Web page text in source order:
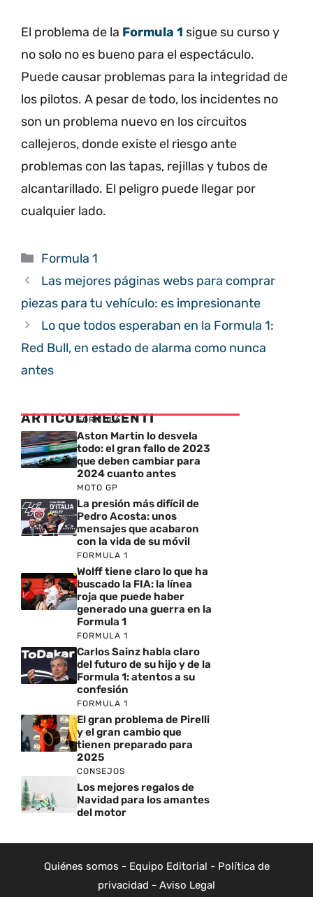
El problema de la Formula 1 sigue su curso y
no solo no es bueno para el espectáculo.
Puede causar problemas para la integridad de
los pilotos. A pesar de todo, los incidentes no
son un problema nuevo en los circuitos
callejeros, donde existe el riesgo ante
problemas con las tapas, rejillas y tubos de
alcantarillado. El peligro puede llegar por
cualquier lado.
Categorías
Formula 1
Las mejores páginas webs para comprar
piezas para tu vehículo: es impresionante
Lo que todos esperaban en la Formula 1:
Red Bull, en estado de alarma como nunca
antes
ARTICOLI RECENTI
FORMULA 1
Aston Martin lo desvela
todo: el gran fallo de 2023
que deben cambiar para
2024 cuanto antes
MOTO GP
La presión más difícil de
Pedro Acosta: unos
mensajes que acabaron
con la vida de su móvil
FORMULA 1
Wolff tiene claro lo que ha
buscado la FIA: la línea
roja que puede haber
generado una guerra en la
Formula 1
FORMULA 1
Carlos Sainz habla claro
del futuro de su hijo y de la
Formula 1: atentos a su
confesión
FORMULA 1
El gran problema de Pirelli
y el gran cambio que
tienen preparado para
2025
CONSEJOS
Los mejores regalos de
Navidad para los amantes
del motor
Quiénes somos - Equipo Editorial - Política de
privacidad - Aviso Legal